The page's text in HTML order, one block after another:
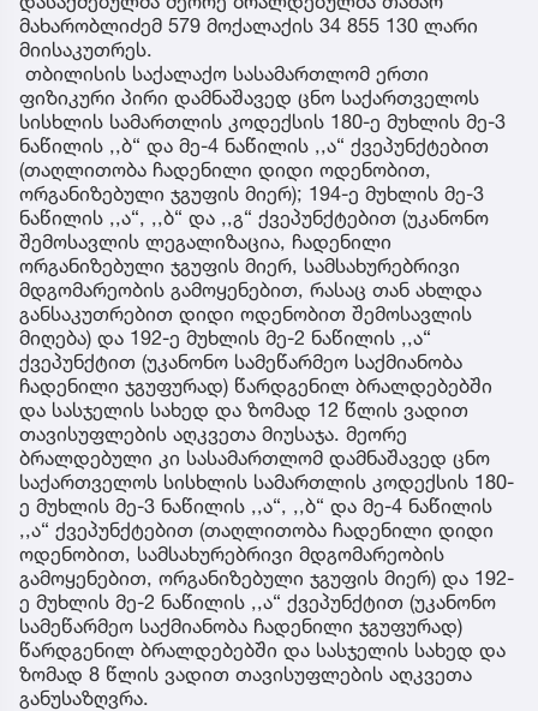
მახარობლიძემ 579 მოქალაქის 34 855 130 ლარი
მიისაკუთრეს.
თბილისის საქალაქო სასამართლომ ერთი
ფიზიკური პირი დამნაშავედ ცნო საქართველოს
სისხლის სამართლის კოდექსის 180-ე მუხლის მე-3
ნაწილის ,,ბ“ და მე-4 ნაწილის ,,ა“ ქვეპუნქტებით
(თაღლითობა ჩადენილი დიდი ოდენობით,
ორგანიზებული ჯგუფის მიერ); 194-ე მუხლის მე-3
ნაწილის ,,ა“, ,,ბ“ და ,,გ“ ქვეპუნქტებით (უკანონო
შემოსავლის ლეგალიზაცია, ჩადენილი
ორგანიზებული ჯგუფის მიერ, სამსახურებრივი
მდგომარეობის გამოყენებით, რასაც თან ახლდა
განსაკუთრებით დიდი ოდენობით შემოსავლის
მიღება) და 192-ე მუხლის მე-2 ნაწილის ,,ა“
ქვეპუნქტით (უკანონო სამეწარმეო საქმიანობა
ჩადენილი ჯგუფურად) წარდგენილ ბრალდებებში
და სასჯელის სახედ და ზომად 12 წლის ვადით
თავისუფლების აღკვეთა მიუსაჯა. მეორე
ბრალდებული კი სასამართლომ დამნაშავედ ცნო
საქართველოს სისხლის სამართლის კოდექსის 180-
ე მუხლის მე-3 ნაწილის ,,ა“, ,,ბ“ და მე-4 ნაწილის
,,ა“ ქვეპუნქტებით (თაღლითობა ჩადენილი დიდი
ოდენობით, სამსახურებრივი მდგომარეობის
გამოყენებით, ორგანიზებული ჯგუფის მიერ) და 192-
ე მუხლის მე-2 ნაწილის ,,ა“ ქვეპუნქტით (უკანონო
სამეწარმეო საქმიანობა ჩადენილი ჯგუფურად)
წარდგენილ ბრალდებებში და სასჯელის სახედ და
ზომად 8 წლის ვადით თავისუფლების აღკვეთა
განუსაზღვრა.